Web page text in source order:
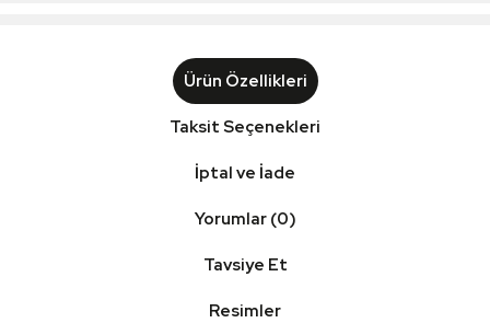
Ürün Özellikleri
Taksit Seçenekleri
İptal ve İade
Yorumlar (0)
Tavsiye Et
Resimler